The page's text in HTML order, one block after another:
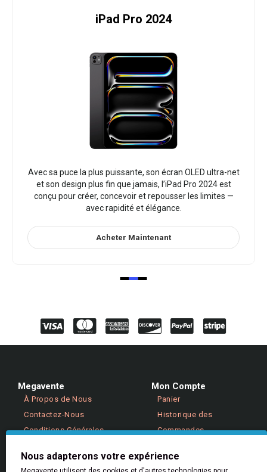
iPad Pro 2024
Avec sa puce la plus puissante, son écran OLED ultra-net
et son design plus fin que jamais, l’iPad Pro 2024 est
conçu pour créer, concevoir et repousser les limites —
avec rapidité et élégance.
Acheter Maintenant
Megavente
À Propos de Nous
Contactez-Nous
Conditions Générales
Mon Compte
Panier
Historique des
Commandes
Nous adapterons votre expérience